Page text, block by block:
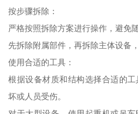
按步骤拆除：
严格按照拆除方案进行操作，避免
先拆除附属部件，再拆除主体设备
使用合适的工具：
根据设备材质和结构选择合适的
坏或人员受伤。